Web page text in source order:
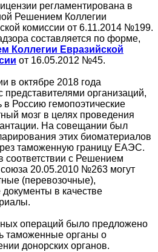
регламентирована в
Решением Коллегии
комиссии от 6.11.2014 №199.
составляется по форме,
Коллегии Евразийской
от 16.05.2012 №45.
в октябре 2018 года
представителями организаций,
Россию гемопоэтические
мозг в целях проведения
На совещании был
этих биоматериалов
таможенную границу ЕАЭС.
соответствии с Решением
20.05.2010 №263 могут
(перевозочные),
в качестве
операций было предложено
таможенные органы о
донорских органов.